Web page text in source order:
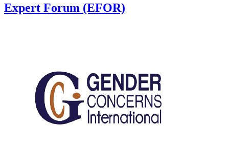
Expert Forum (EFOR)